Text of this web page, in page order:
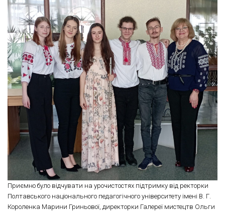
Приємно було відчувати на урочистостях підтримку від ректорки
Полтавського національного педагогічного університету імені В. Г.
Короленка Марини Гриньової, директорки Галереї мистецтв Ольги